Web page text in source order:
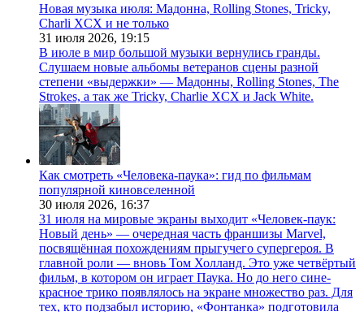
Новая музыка июля: Мадонна, Rolling Stones, Tricky,
Charli XCX и не только
31 июля 2026, 19:15
В июле в мир большой музыки вернулись гранды.
Слушаем новые альбомы ветеранов сцены разной
степени «выдержки» — Мадонны, Rolling Stones, The
Strokes, а так же Tricky, Charlie XCX и Jack White.
Как смотреть «Человека-паука»: гид по фильмам
популярной киновселенной
30 июля 2026, 16:37
31 июля на мировые экраны выходит «Человек-паук:
Новый день» — очередная часть франшизы Marvel,
посвящённая похождениям прыгучего супергероя. В
главной роли — вновь Том Холланд. Это уже четвёртый
фильм, в котором он играет Паука. Но до него сине-
красное трико появлялось на экране множество раз. Для
тех, кто подзабыл историю, «Фонтанка» подготовила